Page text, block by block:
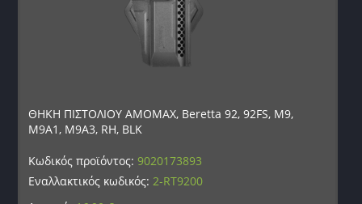
ΘΗΚΗ ΠΙΣΤΟΛΙΟΥ AMOMAX, Beretta 92, 92FS, M9,
M9A1, M9A3, RH, BLK
Κωδικός προϊόντος:9020173893
Εναλλακτικός κωδικός:2-RT9200